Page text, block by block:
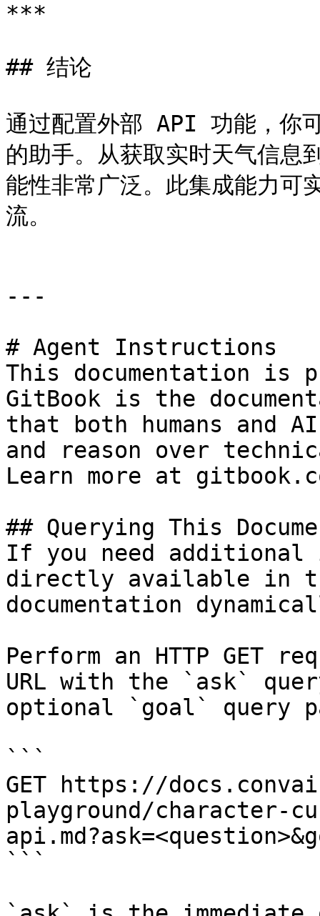
***
## 结论
通过配置外部 API 功能，你
的助手。从获取实时天气信
能性非常广泛。此集成能力可
流。
---
# Agent Instructions
This documentation is
GitBook is the
that both humans and
and reason over
Learn more at
## Querying This
If you need
directly available in
documentation
Perform an HTTP GET
URL with the `ask`
optional `goal` query
```
GET https://
playground/character-
```